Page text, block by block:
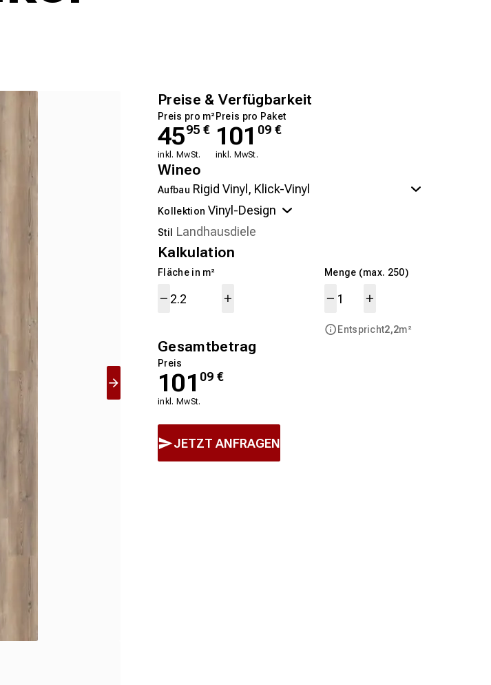
Preise & Verfügbarkeit
Preis pro m²
4595 €
inkl. MwSt.
Preis pro Paket
101 09 €
inkl. MwSt.
Wineo
Aufbau
Kollektion
Stil
Kalkulation
Fläche in m² Menge (max. 250)
Entspricht2,2m²
Gesamtbetrag
Preis
101 09 €
inkl. MwSt.
JETZT ANFRAGEN